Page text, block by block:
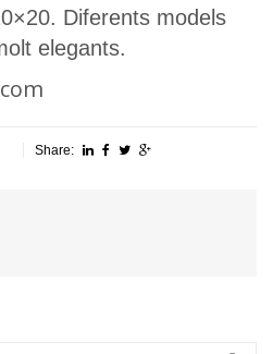
Diferents models
elegants.
Share: